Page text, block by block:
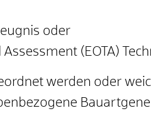
oder
(EOTA)
werden oder